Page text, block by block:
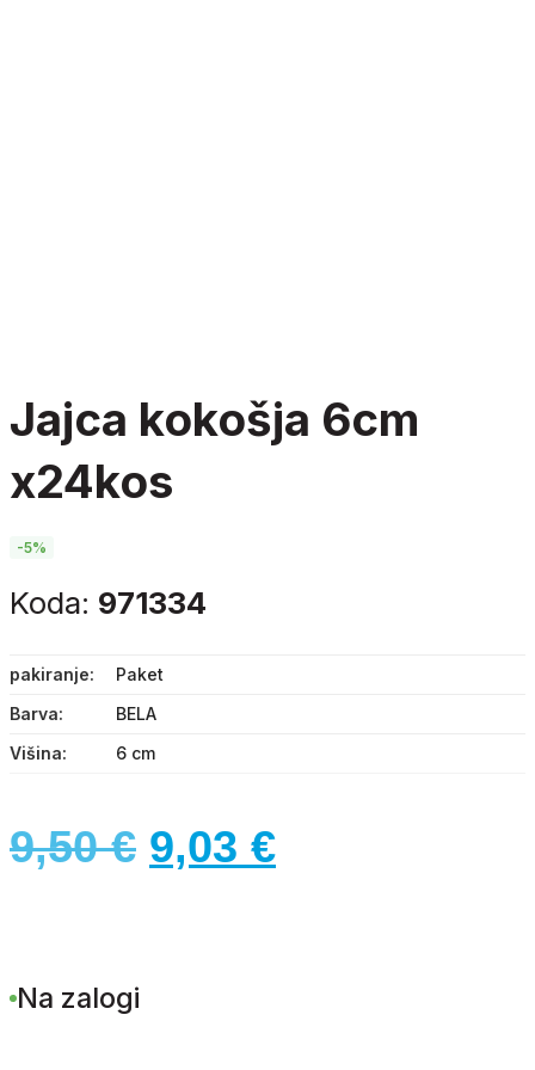
jajca kokošja 6cm
x24kos
-5%
Koda: 971334
pakiranje
Paket
Barva
BELA
Višina
6 cm
9,50€ Izvirna
9,03 €Trenutna
Na zalogi